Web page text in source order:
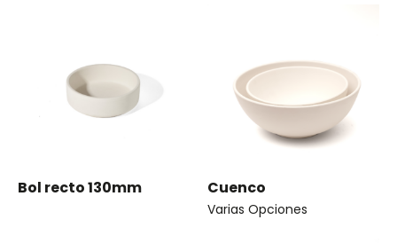
Bol recto 130mm Cuenco
Varias Opciones